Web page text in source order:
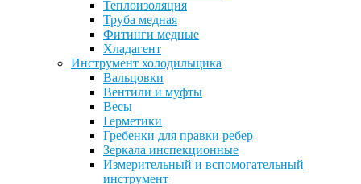
Теплоизоляция
Труба медная
Фитинги медные
Хладагент
Инструмент холодильщика
Вальцовки
Вентили и муфты
Весы
Герметики
Гребенки для правки ребер
Зеркала инспекционные
Измерительный и вспомогательный
инструмент